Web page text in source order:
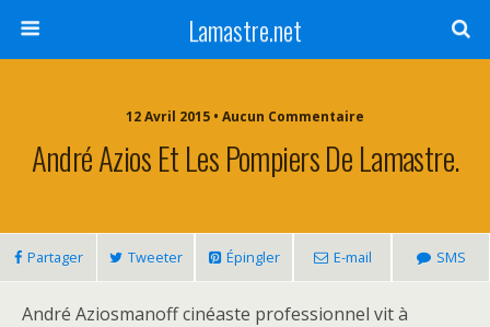
Lamastre.net
12 Avril 2015 • Aucun Commentaire
André Azios Et Les Pompiers De Lamastre.
Partager Tweeter Épingler E-mail SMS
André Aziosmanoff cinéaste professionnel vit à